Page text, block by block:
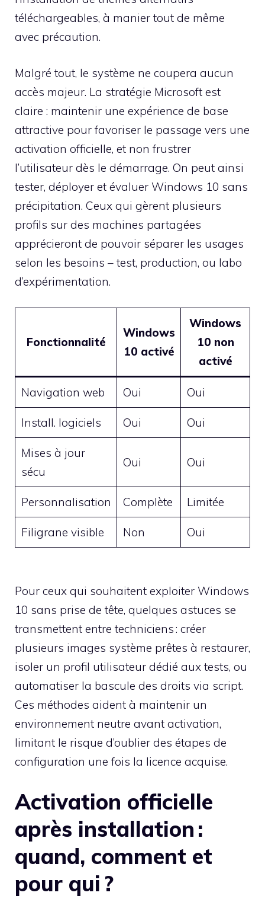
téléchargeables, à manier tout de même
avec précaution.
Malgré tout, le système ne coupera aucun
accès majeur. La stratégie Microsoft est
claire : maintenir une expérience de base
attractive pour favoriser le passage vers une
activation officielle, et non frustrer
l’utilisateur dès le démarrage. On peut ainsi
tester, déployer et évaluer Windows 10 sans
précipitation. Ceux qui gèrent plusieurs
profils sur des machines partagées
apprécieront de pouvoir séparer les usages
selon les besoins – test, production, ou labo
d’expérimentation.
Fonctionnalité
Windows
10 activé
Windows
10 non
activé
Navigation web Oui Oui
Install. logiciels Oui Oui
Mises à jour
sécu
Oui Oui
Personnalisation Complète Limitée
Filigrane visible Non Oui
Pour ceux qui souhaitent exploiter Windows
10 sans prise de tête, quelques astuces se
transmettent entre techniciens : créer
plusieurs images système prêtes à restaurer,
isoler un profil utilisateur dédié aux tests, ou
automatiser la bascule des droits via script.
Ces méthodes aident à maintenir un
environnement neutre avant activation,
limitant le risque d’oublier des étapes de
configuration une fois la licence acquise.
Activation officielle
après installation :
quand, comment et
pour qui ?